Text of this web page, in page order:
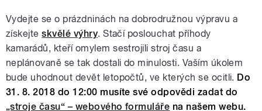
Vydejte se o prázdninách na dobrodružnou výpravu a
získejteskvělé výhry. Stačí poslouchat příhody
kamarádů, kteří omylem sestrojili stroj času a
neplánovaně se tak dostali do minulosti. Vaším úkolem
bude uhodnout devět letopočtů, ve kterých se ocitli. Do
31. 8. 2018 do 12:00 musíte své odpovědi zadat do
„stroje času“ – webového formuláře na našem webu.